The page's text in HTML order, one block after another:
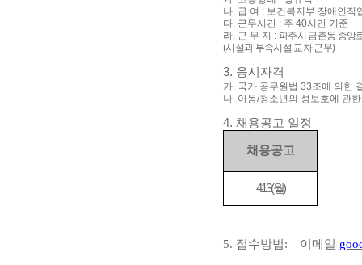
나. 급 여 : 보건복지부 장애인직
다. 근무시간 : 주 40시간 기준
라. 근 무 지 : 파주시 금촌동 중앙
(시설과 부속시설 교차 근무)
3. 응시자격
가. 국가 공무원법 33조에 의한
나. 아동/청소년의 성보호에 관
4. 채용공고 일정
채용공고
4.13.(월)
5. 접수방법: 이메일